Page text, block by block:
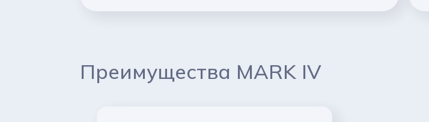
Преимущества MARK IV